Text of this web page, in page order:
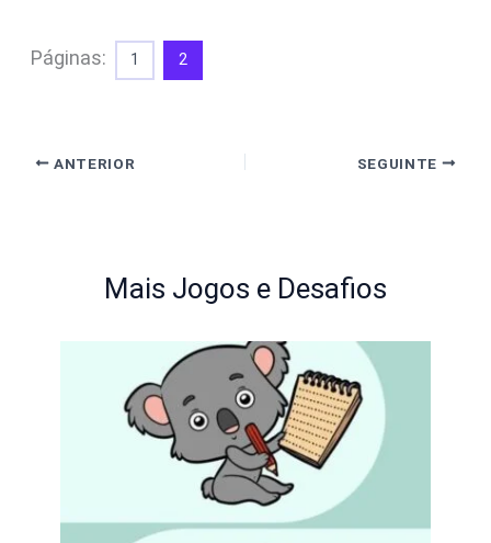
Páginas: 1 2
ANTERIOR SEGUINTE
Mais Jogos e Desafios